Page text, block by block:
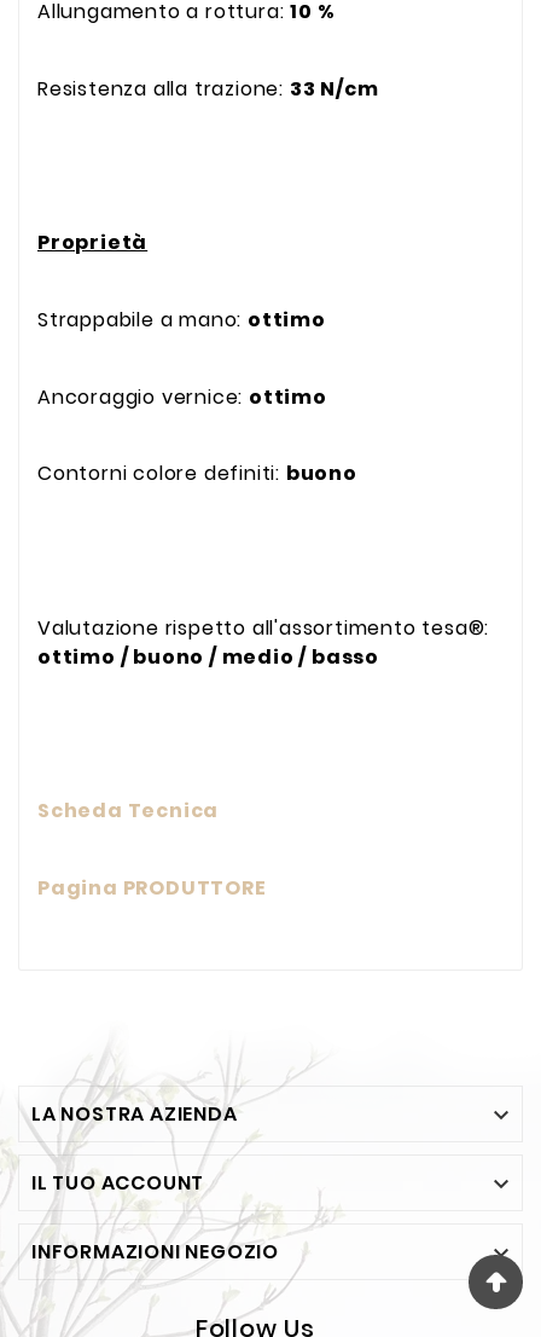
Allungamento a rottura:10 %
Resistenza alla trazione: 33 N/cm
Proprietà
Strappabile a mano: ottimo
Ancoraggio vernice: ottimo
Contorni colore definiti: buono
Valutazione rispetto all'assortimento tesa®:
ottimo / buono / medio / basso
Scheda Tecnica
Pagina PRODUTTORE
LA NOSTRA AZIENDA 
IL TUO ACCOUNT 
INFORMAZIONI NEGOZIO 
Follow Us